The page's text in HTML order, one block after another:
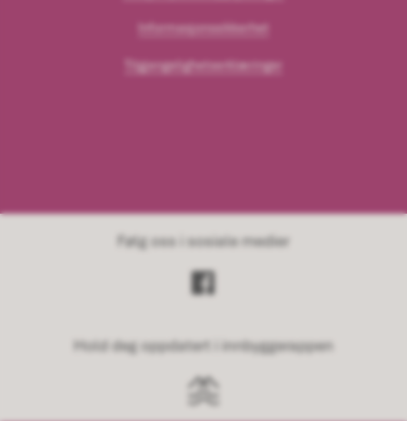
Informasjonssikkerhet
Tilgjengelighetserklæringer
Følg oss i sosiale medier
Hold deg oppdatert i innbyggerappen